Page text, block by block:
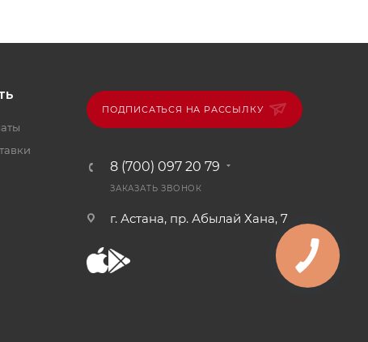
ПОДПИСАТЬСЯ НА РАССЫЛКУ
8 (700) 097 20 79
ЗАКАЗАТЬ ЗВОНОК
г. Астана, пр. Абылай Хана, 7